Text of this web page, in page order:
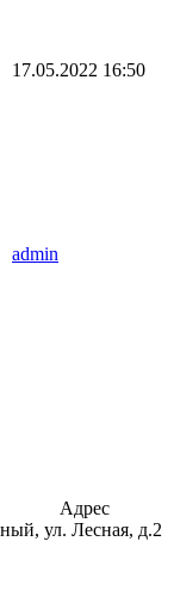
17.05.2022 16:50
admin
Адрес
ул. Лесная, д.2